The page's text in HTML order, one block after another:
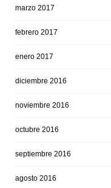
marzo 2017
febrero 2017
enero 2017
diciembre 2016
noviembre 2016
octubre 2016
septiembre 2016
agosto 2016